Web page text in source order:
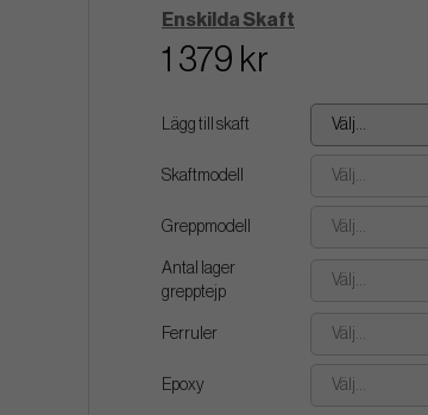
Enskilda Skaft
1 379 kr
Lägg till skaft Välj...
Skaftmodell Välj...
Greppmodell Välj...
Antal lager
grepptejp
Välj...
Ferruler Välj...
Epoxy Välj...